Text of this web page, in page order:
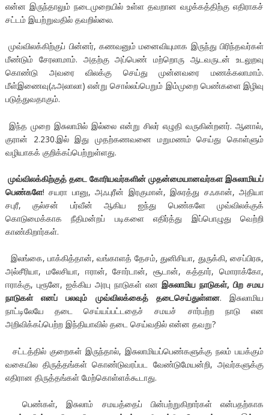
என்ன இருந்தாலும் நடைமுறையில் உள்ள தவறான வழக்கத்திற்கு எதிராகச்
சட்டம் இயற்றுவதில் தவறில்லை.
முவ்விலக்கிற்குப் பின்னர், கணவனும் மனைவியுமாக இருந்து பிரிந்தவர்கள்
மீண்டும் சேரலாமாம். அதற்கு அப்பெண் மற்றொரு ஆடவருடன் உடலுறவு
கொண்டு அவரை விலக்கு செய்து முன்னவரை மணக்கலாமாம்.
மீள்இணைவு(ஃஅலாலா) என்று சொல்லப்பெறும் இம்முறை பெண்களை இழிவு
படுத்துவதாகும்.
இந்த முறை இசுலாமில் இல்லை என்று சிலர் எழுதி வருகின்றனர். ஆனால்,
குரான் 2.230.இல் இது முதற்கணவனை மறுமணம் செய்து கொள்ளும்
வழியாகக் குறிக்கப்பெற்றுள்ளது.
முவ்விலக்கிற்குத் தடை கோரியவர்களின் முதன்மையானவர்கள இசுலாமியப்
பெண்களே! சயரா பானு, அஃபுரீன் இரகுமான், இசுரத்து சஃகான், அதியா
சபுரீ, குல்சன் பர்வீன் ஆகிய ஐந்து பெண்களே முவ்விலக்குக்
கொடுமைக்காக நீதிமன்றப் படிகளை எதிர்த்து இப்பொழுது வெற்றி
காண்கிறார்கள்.
இலங்கை, பாக்கித்தான், வங்காளத் தேசம், துனிசியா, துருக்கி, சைப்பிரசு,
அல்சீரியா, மலேசியா, ஈரான், சோர்டான், சூடான், கத்தார், மொராக்கோ,
ஈராக்கு, புரூனே, ஐக்கிய அரபு நாடுகள் எனஇசுலாமிய நாடுகள், பிற சமய
நாடுகள் எனப் பலவும் முவ்விலக்கைத் தடைசெய்துள்ளன. இசுலாமிய
நாட்டிலேயே தடை செய்யப்பட்டதைச் சமயச் சார்பற்ற நாடு என
அறிவிக்கப்பெற்ற இந்தியாவில் தடை செய்வதில் என்ன தவறு?
சட்டத்தில் குறைகள் இருந்தால், இசுலாமியப்பெண்களுக்கு நலம் பயக்கும்
வகையில திருத்தங்கள் கொண்டுவரப்பட வேண்டுமேயன்றி, அவர்களுக்கு
எதிரான திருத்தங்கள் மேற்கொள்ளக்கூடாது.
பெண்கள், இசுலாம் சமயத்தைப் பின்பற்றுகிறார்கள் என்பதற்காக